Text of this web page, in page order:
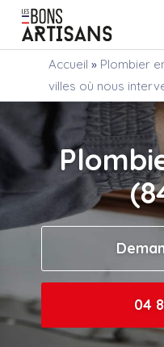
Accueil » Plombier
villes où nous
04